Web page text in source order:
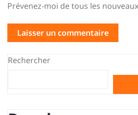
Prévenez-moi de tous les
Rechercher